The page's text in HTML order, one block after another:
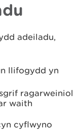
adeiladu,
llifogydd yn
ragarweiniol
waith
cyflwyno